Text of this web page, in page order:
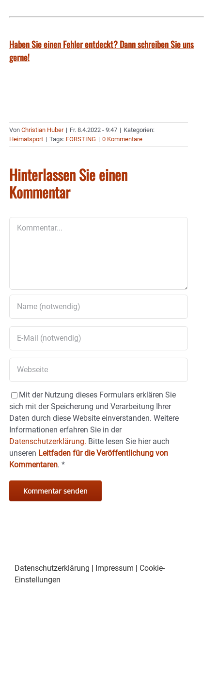
Haben Sie einen Fehler entdeckt? Dann schreiben Sie uns
gerne!
Von Christian Huber | Fr. 8.4.2022 - 9:47 | Kategorien:
Heimatsport | Tags: FORSTING | 0 Kommentare
Hinterlassen Sie einen
Kommentar
Mit der Nutzung dieses Formulars erklären Sie
sich mit der Speicherung und Verarbeitung Ihrer
Daten durch diese Website einverstanden. Weitere
Informationen erfahren Sie in der
Datenschutzerklärung. Bitte lesen Sie hier auch
unseren Leitfaden für die Veröffentlichung von
Kommentaren. *
Datenschutzerklärung | Impressum | Cookie-
Einstellungen